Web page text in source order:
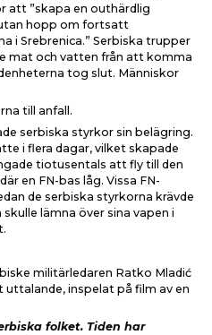
att ”skapa en outhärdlig
hopp om fortsatt
i Srebrenica.” Serbiska trupper
mat och vatten från att komma
tog slut. Människor
till anfall.
serbiska styrkor sin belägring.
i flera dagar, vilket skapade
tiotusentals att fly till den
en FN-bas låg. Vissa FN-
de serbiska styrkorna krävde
lämna över sina vapen i
militärledaren Ratko Mladić
uttalande, inspelat på film av en
folket. Tiden har